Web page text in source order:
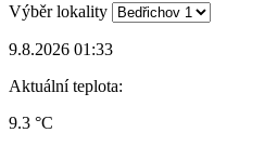
Výběr lokality
9.8.2026 01:33
Aktuální teplota:
9.3 °C